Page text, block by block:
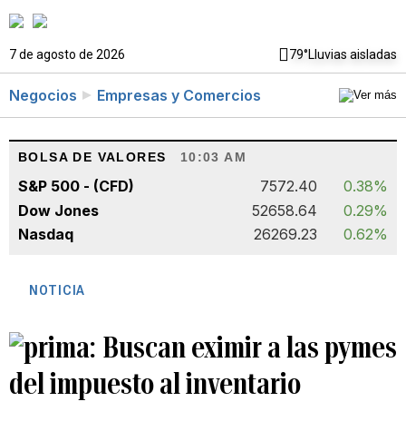
7 de agosto de 2026 79°Lluvias aisladas
Negocios Empresas y Comercios
BOLSA DE VALORES 10:03 AM
S&P 500 - (CFD) 7572.40
0.38%
Dow Jones
52658.64
0.29%
Nasdaq
26269.23 0.62%
NOTICIA
Buscan eximir a las pymes
del impuesto al inventario